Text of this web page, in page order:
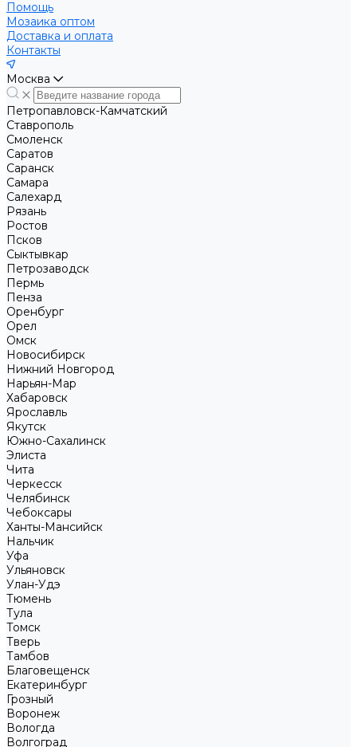
Помощь
Мозаика оптом
Доставка и оплата
Контакты
Москва
Петропавловск-Камчатский
Ставрополь
Смоленск
Саратов
Саранск
Самара
Салехард
Рязань
Ростов
Псков
Сыктывкар
Петрозаводск
Пермь
Пенза
Оренбург
Орел
Омск
Новосибирск
Нижний Новгород
Нарьян-Мар
Хабаровск
Ярославль
Якутск
Южно-Сахалинск
Элиста
Чита
Черкесск
Челябинск
Чебоксары
Ханты-Мансийск
Нальчик
Уфа
Ульяновск
Улан-Удэ
Тюмень
Тула
Томск
Тверь
Тамбов
Благовещенск
Екатеринбург
Грозный
Воронеж
Вологда
Волгоград